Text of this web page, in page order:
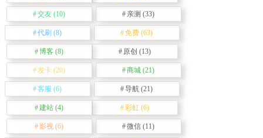
交友 (10) 亲测 (33)
代刷 (8) 免费 (63)
博客 (8) 原创 (13)
发卡 (20) 商城 (21)
客服 (6) 导航 (21)
建站 (4) 彩虹 (6)
影视 (6) 微信 (11)